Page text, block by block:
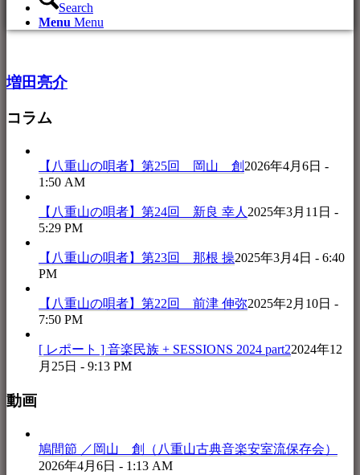
Search
Menu Menu
増田亮介
コラム
【八重山の唄者】第25回 岡山 創 2026年4月6日 -
1:50 AM
【八重山の唄者】第24回 新良 幸人 2025年3月11日 -
5:29 PM
【八重山の唄者】第23回 那根 操2025年3月4日 - 6:40
PM
【八重山の唄者】第22回 前津 伸弥2025年2月10日 -
7:50 PM
[ レポート ] 音楽民族 + SESSIONS 2024 part22024年12
月25日 - 9:13 PM
動画
鳩間節 ／岡山 創（八重山古典音楽安室流保存会）
2026年4月6日 - 1:13 AM